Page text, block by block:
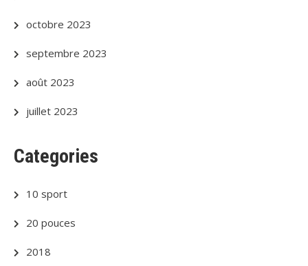
octobre 2023
septembre 2023
août 2023
juillet 2023
Categories
10 sport
20 pouces
2018